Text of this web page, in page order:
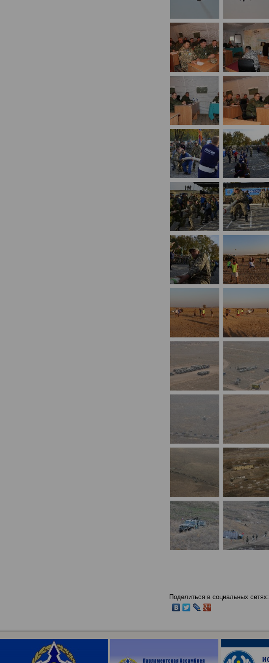
Поделиться в социальных сетях: